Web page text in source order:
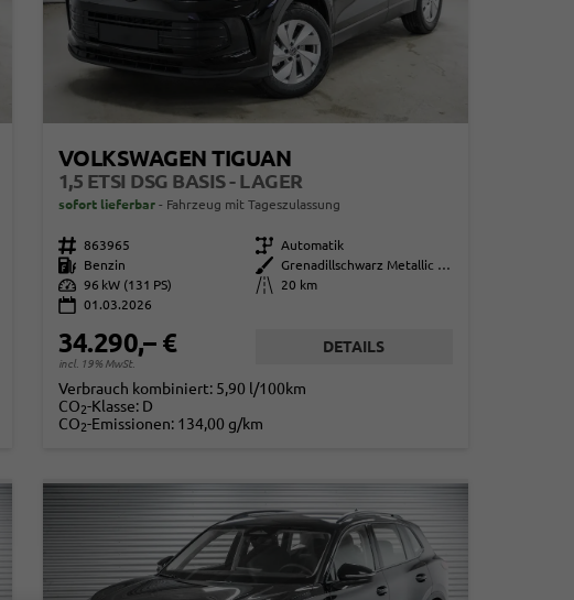
VOLKSWAGEN TIGUAN
1,5 ETSI DSG BASIS - LAGER
sofort lieferbar Fahrzeug mit Tageszulassung
Fahrzeugnr. 863965 Getriebe Automatik
Kraftstoff
Benzin Außenfarbe
Grenadillschwarz Metallic (0E)
Leistung 96 kW (131 PS) Kilometerstand
20 km
01.03.2026
34.290,– €
incl. 19% MwSt.
DETAILS
Verbrauch kombiniert: 5,90 l/100km
CO2-Klasse: D
CO2-Emissionen: 134,00 g/km